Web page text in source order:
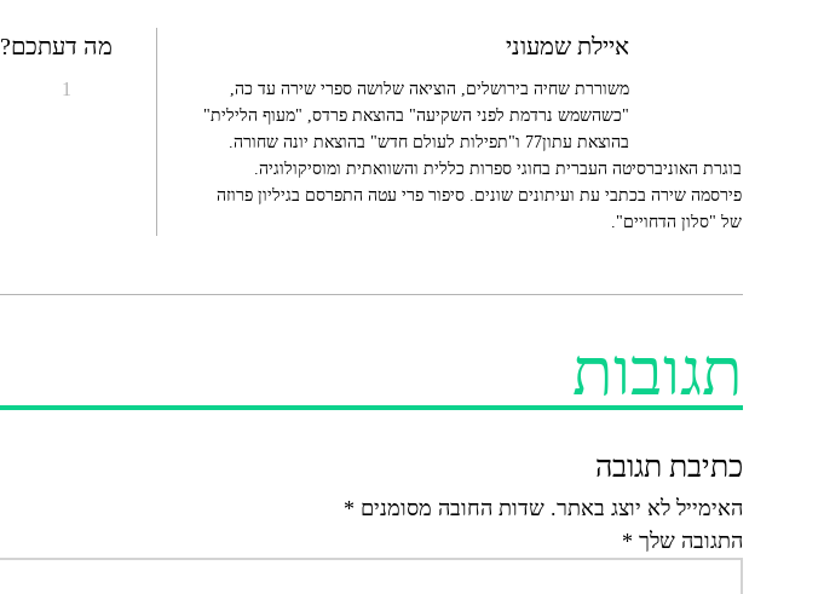
איילת שמעוני
משוררת שחיה בירושלים, הוציאה שלושה ספרי שירה עד כה,
"כשהשמש נרדמת לפני השקיעה" בהוצאת פרדס, "מעוף הלילית"
בהוצאת עתון77 ו"תפילות לעולם חדש" בהוצאת יונה שחורה.
בוגרת האוניברסיטה העברית בחוגי ספרות כללית והשוואתית ומוסיקולוגיה.
פירסמה שירה בכתבי עת ועיתונים שונים. סיפור פרי עטה התפרסם בגיליון פרוזה
של "סלון הדחויים".
מה דעתכם?
1
תגובות
כתיבת תגובה
האימייל לא יוצג באתר. שדות החובה מסומנים *
התגובה שלך *